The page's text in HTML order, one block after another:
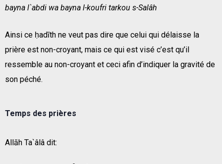
bayna l`abdi wa bayna l-koufri tarkou s-Salâh
Ainsi ce ḥadīth ne veut pas dire que celui qui délaisse la
prière est non-croyant, mais ce qui est visé c’est qu’il
ressemble au non-croyant et ceci afin d’indiquer la gravité de
son péché.
Temps des prières
Allāh Ta`âlâ dit: